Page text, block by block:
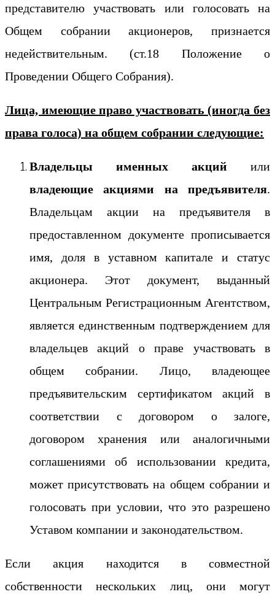
представителю участвовать или голосовать на
Общем собрании акционеров, признается
недействительным. (ст.18 Положение о
Проведении Общего Собрания).
Лица, имеющие право участвовать (иногда без
права голоса) на общем собрании следующие:
Владельцы именных акций или
владеющие акциями на предъявителя.
Владельцам акции на предъявителя в
предоставленном документе прописывается
имя, доля в уставном капитале и статус
акционера. Этот документ, выданный
Центральным Регистрационным Агентством,
является единственным подтверждением для
владельцев акций о праве участвовать в
общем собрании. Лицо, владеющее
предъявительским сертификатом акций в
соответствии с договором о залоге,
договором хранения или аналогичными
соглашениями об использовании кредита,
может присутствовать на общем собрании и
голосовать при условии, что это разрешено
Уставом компании и законодательством.
Если акция находится в совместной
собственности нескольких лиц, они могут